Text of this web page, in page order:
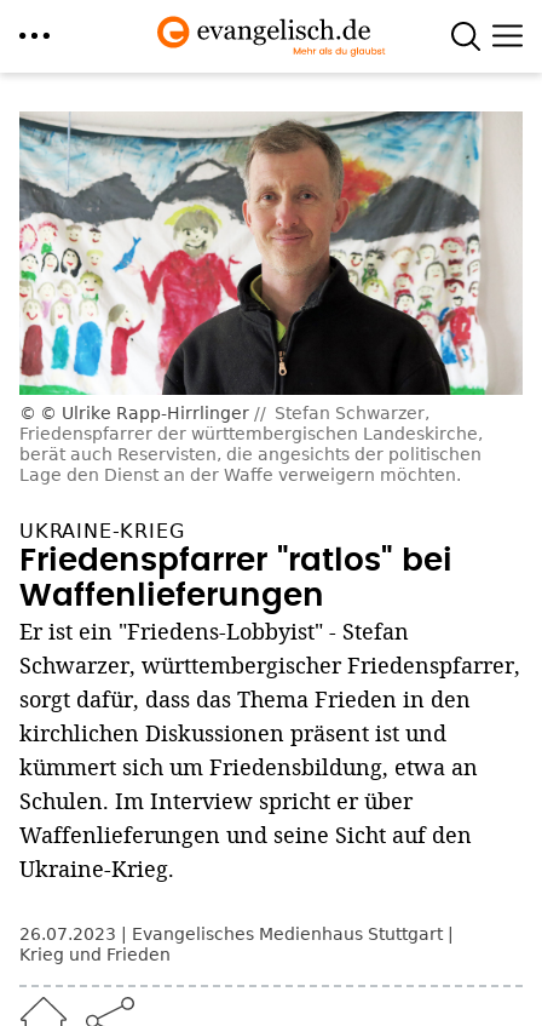
zum
Inhalt
© Ulrike Rapp-Hirrlinger
Stefan Schwarzer,
Friedenspfarrer der württembergischen Landeskirche,
berät auch Reservisten, die angesichts der politischen
Lage den Dienst an der Waffe verweigern möchten.
UKRAINE-KRIEG
Friedenspfarrer "ratlos" bei
Waffenlieferungen
Er ist ein "Friedens-Lobbyist" - Stefan
Schwarzer, württembergischer Friedenspfarrer,
sorgt dafür, dass das Thema Frieden in den
kirchlichen Diskussionen präsent ist und
kümmert sich um Friedensbildung, etwa an
Schulen. Im Interview spricht er über
Waffenlieferungen und seine Sicht auf den
Ukraine-Krieg.
26.07.2023
Evangelisches Medienhaus Stuttgart
Krieg und Frieden